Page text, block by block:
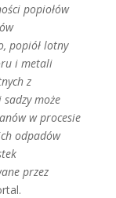
popiołów
popiół lotny
i metali
z
może
w procesie
odpadów
przez